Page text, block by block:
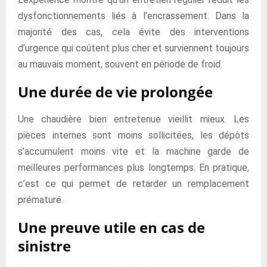
dysfonctionnements liés à l’encrassement. Dans la
majorité des cas, cela évite des interventions
d’urgence qui coûtent plus cher et surviennent toujours
au mauvais moment, souvent en période de froid.
Une durée de vie prolongée
Une chaudière bien entretenue vieillit mieux. Les
pièces internes sont moins sollicitées, les dépôts
s’accumulent moins vite et la machine garde de
meilleures performances plus longtemps. En pratique,
c’est ce qui permet de retarder un remplacement
prématuré.
Une preuve utile en cas de
sinistre